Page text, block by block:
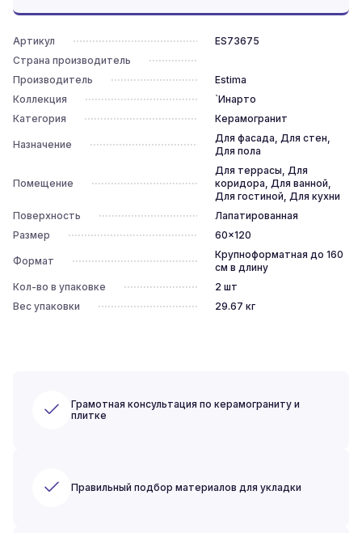
Артикул
ES73675
Страна производитель
Производитель
Estima
Коллекция
`Инарто
Категория
Керамогранит
Назначение
Для фасада, Для стен,
Для пола
Помещение
Для террасы, Для
коридора, Для ванной,
Для гостиной, Для кухни
Поверхность
Лапатированная
Размер
60x120
Формат
Крупноформатная до 160
см в длину
Кол-во в упаковке
2 шт
Вес упаковки
29.67 кг
Грамотная консультация по керамограниту и
плитке
Правильный подбор материалов для укладки